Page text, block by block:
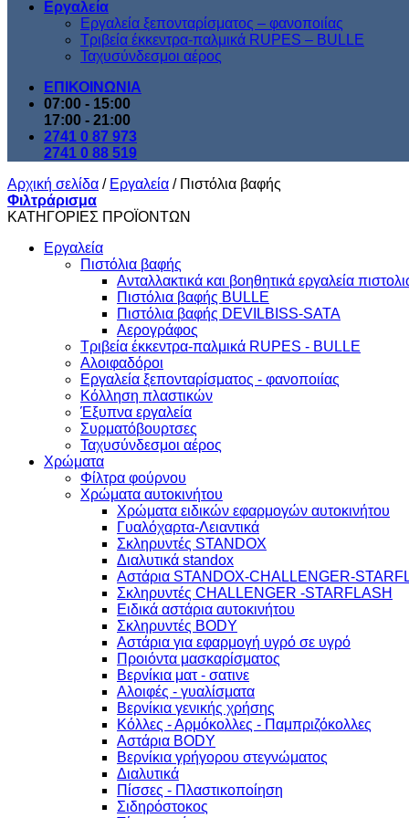
Εργαλεία
Εργαλεία ξεπονταρίσματος – φανοποιίας
Τριβεία έκκεντρα-παλμικά RUPES – BULLE
Ταχυσύνδεσμοι αέρος
ΕΠΙΚΟΙΝΩΝΙΑ
07:00 - 15:00
17:00 - 21:00
2741 0 87 973
2741 0 88 519
Αρχική σελίδα / Εργαλεία /Πιστόλια βαφής
Φιλτράρισμα
ΚΑΤΗΓΟΡΙΕΣ ΠΡΟΪΟΝΤΩΝ
Εργαλεία
Πιστόλια βαφής
Ανταλλακτικά και βοηθητικά εργαλεία
Πιστόλια βαφής BULLE
Πιστόλια βαφής DEVILBISS-SATA
Αερογράφος
Τριβεία έκκεντρα-παλμικά RUPES - BULLE
Αλοιφαδόροι
Εργαλεία ξεπονταρίσματος - φανοποιίας
Κόλληση πλαστικών
Έξυπνα εργαλεία
Συρματόβουρτσες
Ταχυσύνδεσμοι αέρος
Χρώματα
Φίλτρα φούρνου
Χρώματα αυτοκινήτου
Xρώματα ειδικών εφαρμογών αυτοκινήτου
Γυαλόχαρτα-Λειαντικά
Σκληρυντές STANDOX
Διαλυτικά standox
Αστάρια STANDOX-CHALLENGER-
Σκληρυντές CHALLENGER -STARFLASH
Ειδικά αστάρια αυτοκινήτου
Σκληρυντές BODY
Αστάρια για εφαρμογή υγρό σε υγρό
Προιόντα μασκαρίσματος
Βερνίκια ματ - σατινε
Aλοιφές - γυαλίσματα
Bερνίκια γενικής χρήσης
Κόλλες - Αρμόκολλες - Παμπριζόκολλες
Αστάρια BODY
Βερνίκια γρήγορου στεγνώματος
Διαλυτικά
Πίσσες - Πλαστικοποίηση
Σιδηρόστοκος